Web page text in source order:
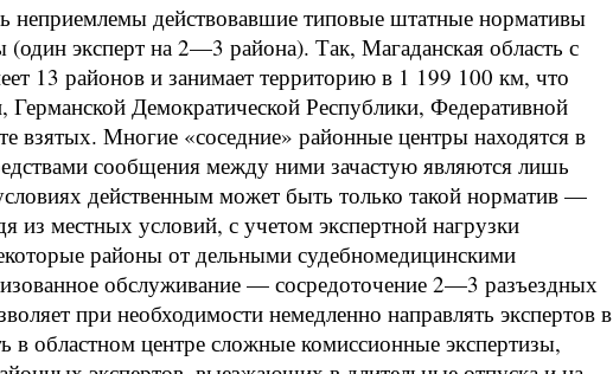
неприемлемы действовавшие типовые штатные нормативы
эксперт на 2—3 района). Так, Магаданская область с
13 районов и занимает территорию в 1 199 100 км, что
Демократической Республики, Федеративной
взятых. Многие «соседние» районные центры находятся в
сообщения между ними зачастую являются лишь
действенным может быть только такой норматив —
из местных условий, с учетом экспертной нагрузки
районы от дельными судебномедицинскими
обслуживание — сосредоточение 2—3 разъездных
при необходимости немедленно направлять экспертов в
в областном центре сложные комиссионные экспертизы,